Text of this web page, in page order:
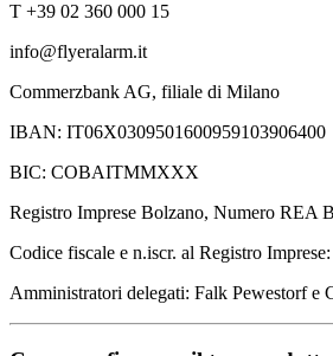
T +39 02 360 000 15
info@flyeralarm.it
Commerzbank AG, filiale di Milano
IBAN: IT06X0309501600959103906400
BIC: COBAITMMXXX
Registro Imprese Bolzano, Numero REA
Codice fiscale e n.iscr. al Registro
Amministratori delegati: Falk Pewestorf e